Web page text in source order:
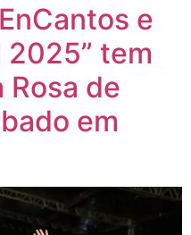
e
tem
Rosa de
em